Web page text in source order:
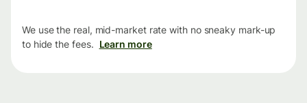
We use the real, mid-market rate with no sneaky mark-up
to hide the fees. Learn more